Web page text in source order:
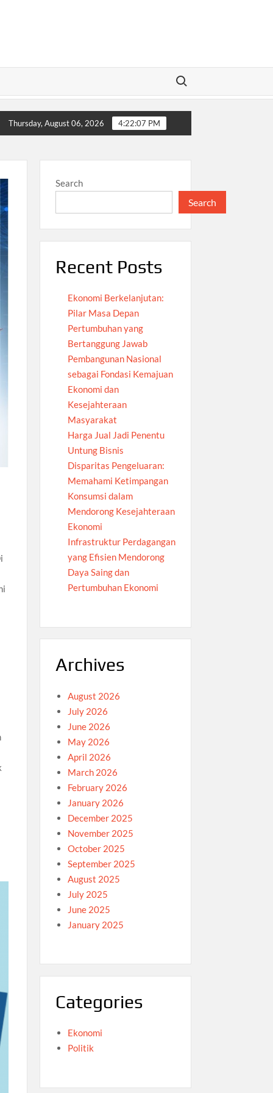
Search for:
Harga Jual Jadi Penentu Untung Bisnis
Thursday, August 06, 2026 4:22:08 PM
Search
Search
Recent Posts
Ekonomi Berkelanjutan:
Pilar Masa Depan
Pertumbuhan yang
Bertanggung Jawab
Pembangunan Nasional
sebagai Fondasi Kemajuan
Ekonomi dan
Kesejahteraan
Masyarakat
Harga Jual Jadi Penentu
Untung Bisnis
Disparitas Pengeluaran:
Memahami Ketimpangan
Konsumsi dalam
Mendorong Kesejahteraan
Ekonomi
Infrastruktur Perdagangan
yang Efisien Mendorong
Daya Saing dan
Pertumbuhan Ekonomi
Archives
August 2026
July 2026
June 2026
May 2026
April 2026
March 2026
February 2026
January 2026
December 2025
November 2025
October 2025
September 2025
August 2025
July 2025
June 2025
January 2025
Categories
Ekonomi
Politik